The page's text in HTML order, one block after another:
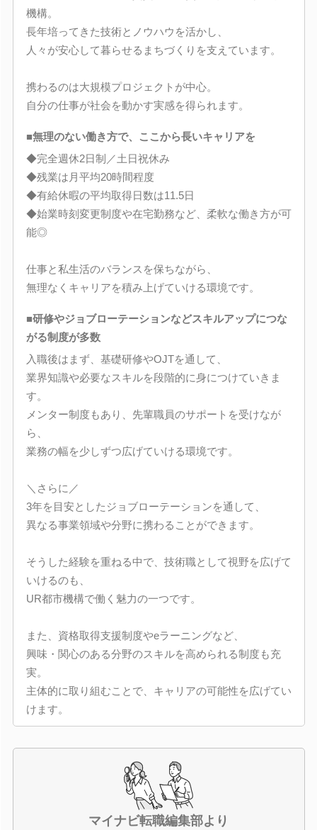
機構。
長年培ってきた技術とノウハウを活かし、
人々が安心して暮らせるまちづくりを支えています。
携わるのは大規模プロジェクトが中心。
自分の仕事が社会を動かす実感を得られます。
■無理のない働き方で、ここから長いキャリアを
◆完全週休2日制／土日祝休み
◆残業は月平均20時間程度
◆有給休暇の平均取得日数は11.5日
◆始業時刻変更制度や在宅勤務など、柔軟な働き方が可
能◎
仕事と私生活のバランスを保ちながら、
無理なくキャリアを積み上げていける環境です。
■研修やジョブローテーションなどスキルアップにつな
がる制度が多数
入職後はまず、基礎研修やOJTを通して、
業界知識や必要なスキルを段階的に身につけていきま
す。
メンター制度もあり、先輩職員のサポートを受けなが
ら、
業務の幅を少しずつ広げていける環境です。
＼さらに／
3年を目安としたジョブローテーションを通して、
異なる事業領域や分野に携わることができます。
そうした経験を重ねる中で、技術職として視野を広げて
いけるのも、
UR都市機構で働く魅力の一つです。
また、資格取得支援制度やeラーニングなど、
興味・関心のある分野のスキルを高められる制度も充
実。
主体的に取り組むことで、キャリアの可能性を広げてい
けます。
マイナビ転職編集部より